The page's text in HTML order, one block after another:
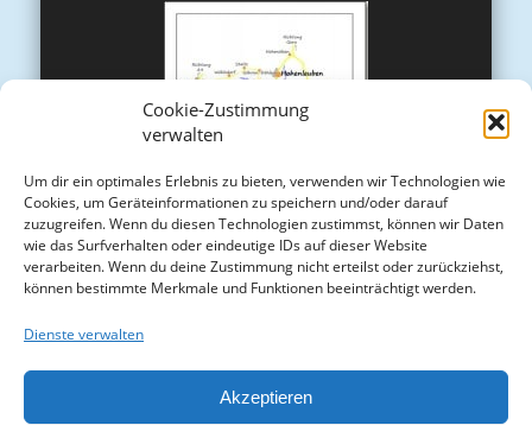
Cookie-Zustimmung
verwalten
Um dir ein optimales Erlebnis zu bieten, verwenden wir Technologien wie
Cookies, um Geräteinformationen zu speichern und/oder darauf
zuzugreifen. Wenn du diesen Technologien zustimmst, können wir Daten
wie das Surfverhalten oder eindeutige IDs auf dieser Website
verarbeiten. Wenn du deine Zustimmung nicht erteilst oder zurückziehst,
können bestimmte Merkmale und Funktionen beeinträchtigt werden.
Dienste verwalten
Akzeptieren